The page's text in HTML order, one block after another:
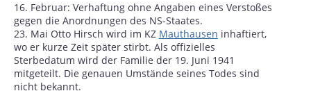
16. Februar: Verhaftung ohne Angaben eines Verstoßes
gegen die Anordnungen des NS-Staates.
23. Mai Otto Hirsch wird im KZ Mauthausen inhaftiert,
wo er kurze Zeit später stirbt. Als offizielles
Sterbedatum wird der Familie der 19. Juni 1941
mitgeteilt. Die genauen Umstände seines Todes sind
nicht bekannt.